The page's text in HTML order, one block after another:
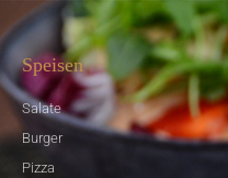
Speisen
Salate
Burger
Pizza